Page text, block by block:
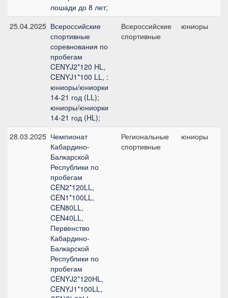
лошади до 8 лет;
25.04.2025 Всероссийские
спортивные
соревнования по
пробегам
CENYJ2*120 HL,
CENYJ1*100 LL, :
юниоры/юниорки
14-21 год (LL);
юниоры/юниорки
14-21 год (HL);
Всероссийские
спортивные
юниоры
28.03.2025 Чемпионат
Кабардино-
Балкарской
Республики по
пробегам
CEN2*120LL,
CEN1*100LL,
CEN80LL,
CEN40LL,
Первенство
Кабардино-
Балкарской
Республики по
пробегам
CENYJ2*120HL,
CENYJ1*100LL,
Региональные
спортивные
юниоры